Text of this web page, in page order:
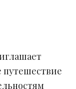
путешествие